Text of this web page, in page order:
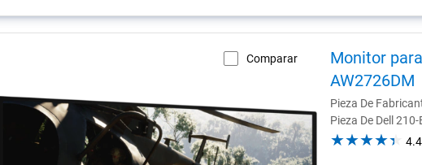
Comparar
Monitor
AW2726DM
Pieza De
Pieza De Dell 210-
4.4